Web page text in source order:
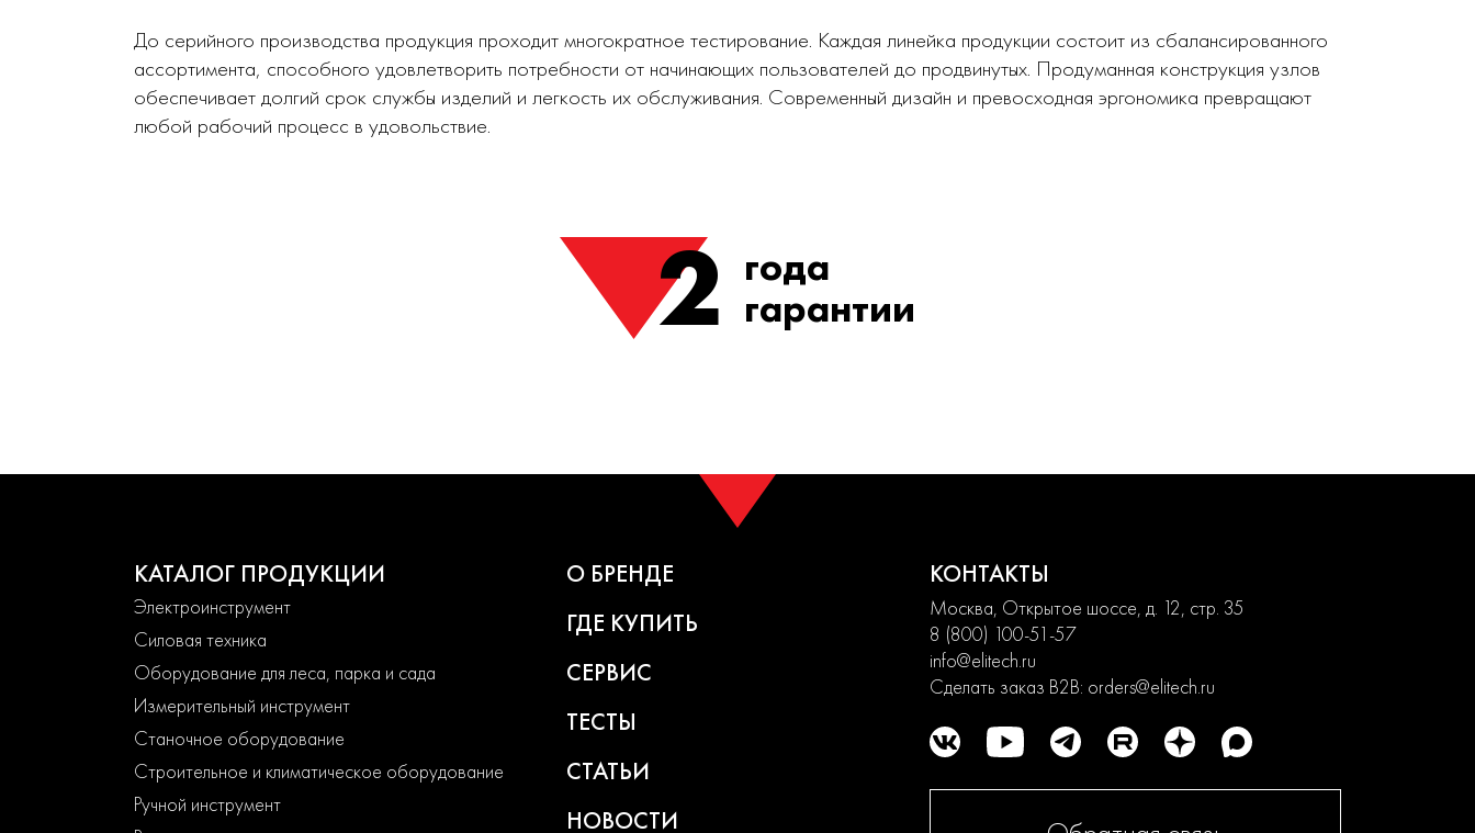
До серийного производства продукция проходит многократное тестирование. Каждая линейка продукции состоит из сбалансированного
ассортимента, способного удовлетворить потребности от начинающих пользователей до продвинутых. Продуманная конструкция узлов
обеспечивает долгий срок службы изделий и легкость их обслуживания. Современный дизайн и превосходная эргономика превращают
любой рабочий процесс в удовольствие.
2 года
гарантии
КАТАЛОГ ПРОДУКЦИИ
Электроинструмент
Силовая техника
Оборудование для леса, парка и сада
Измерительный инструмент
Станочное оборудование
Строительное и климатическое оборудование
Ручной инструмент
О БРЕНДЕ
ГДЕ КУПИТЬ
СЕРВИС
ТЕСТЫ
СТАТЬИ
НОВОСТИ
КОНТАКТЫ
Москва, Открытое шоссе, д. 12, стр. 35
8 (800) 100-51-57
info@elitech.ru
Сделать заказ B2B: orders@elitech.ru